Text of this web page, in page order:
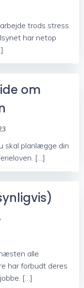
trods stress
har netop
om
skal planlægge din
[…]
alle
har forbudt deres
[…]